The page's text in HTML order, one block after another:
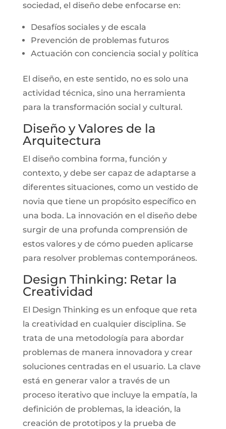
sociedad, el diseño debe enfocarse en:
Desafíos sociales y de escala
Prevención de problemas futuros
Actuación con conciencia social y política
El diseño, en este sentido, no es solo una
actividad técnica, sino una herramienta
para la transformación social y cultural.
Diseño y Valores de la
Arquitectura
El diseño combina forma, función y
contexto, y debe ser capaz de adaptarse a
diferentes situaciones, como un vestido de
novia que tiene un propósito específico en
una boda. La innovación en el diseño debe
surgir de una profunda comprensión de
estos valores y de cómo pueden aplicarse
para resolver problemas contemporáneos.
Design Thinking: Retar la
Creatividad
El Design Thinking es un enfoque que reta
la creatividad en cualquier disciplina. Se
trata de una metodología para abordar
problemas de manera innovadora y crear
soluciones centradas en el usuario. La clave
está en generar valor a través de un
proceso iterativo que incluye la empatía, la
definición de problemas, la ideación, la
creación de prototipos y la prueba de